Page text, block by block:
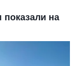
показали на